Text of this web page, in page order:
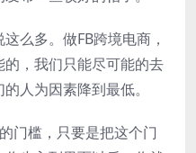
么多。做FB跨境电商，
，我们只能尽可能的去
人为因素降到最低。
门槛，只要是把这个门